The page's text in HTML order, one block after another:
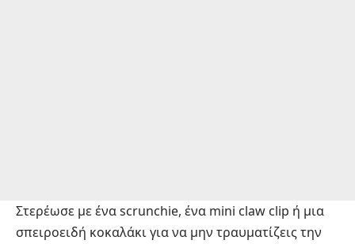
Στερέωσε με ένα scrunchie, ένα mini claw clip ή μια
σπειροειδή κοκαλάκι για να μην τραυματίζεις την